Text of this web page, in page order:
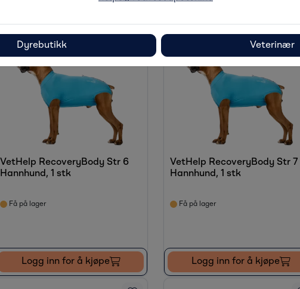
VetHelp RecoveryBody Str 6
Hannhund, 1 stk
Få på lager
Logg inn for å kjøpe
VetHelp RecoveryBody Str 7
Hannhund, 1 stk
Få på lager
Logg inn for å kjøpe
Dyrebutikk Veterinær